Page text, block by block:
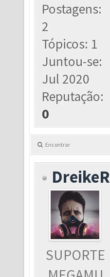
Postagens:
2
Tópicos: 1
Juntou-se:
Jul 2020
Reputação:
0
Encontrar
DreikeR
SUPORTE